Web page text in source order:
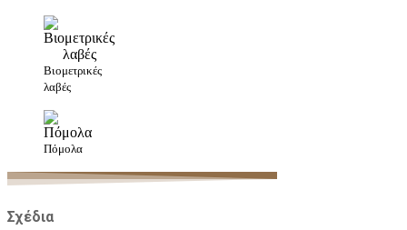
Βιομετρικές
λαβές
Πόμολα
Σχέδια